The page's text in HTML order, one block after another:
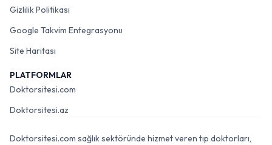
Gizlilik Politikası
Google Takvim Entegrasyonu
Site Haritası
PLATFORMLAR
Doktorsitesi.com
Doktorsitesi.az
Doktorsitesi.com sağlık sektöründe hizmet veren tıp doktorları,